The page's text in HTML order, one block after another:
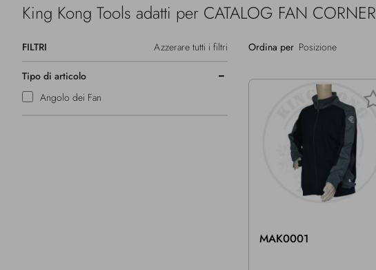
King Kong Tools adatti per CATALOG FAN CORNER
FILTRI Azzerare tutti i filtri
Tipo di articolo
Angolo dei Fan
Ordina per
MAK0001